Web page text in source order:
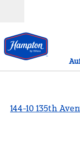
144-10 135th